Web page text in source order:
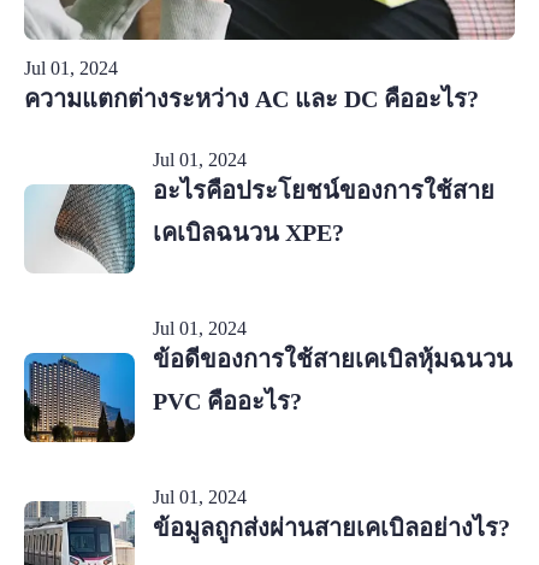
Jul 01, 2024
ความแตกต่างระหว่าง AC และ DC คืออะไร?
Jul 01, 2024
อะไรคือประโยชน์ของการใช้สาย
เคเบิลฉนวน XPE?
Jul 01, 2024
ข้อดีของการใช้สายเคเบิลหุ้มฉนวน
PVC คืออะไร?
Jul 01, 2024
ข้อมูลถูกส่งผ่านสายเคเบิลอย่างไร?